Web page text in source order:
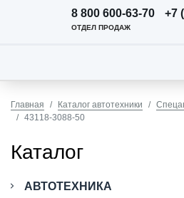
8 800 600-63-70 +7
ОТДЕЛ ПРОДАЖ
Главная Каталог автотехники
43118-3088-50
Каталог
АВТОТЕХНИКА